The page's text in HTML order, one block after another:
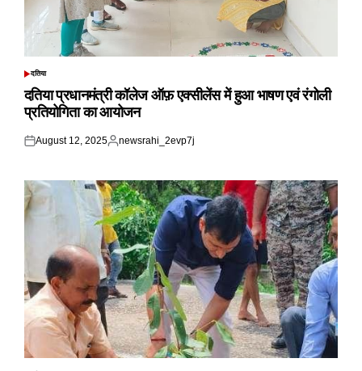
POSTED
दतिया
दतिया प्रधानमंत्री कॉलेज ऑफ़ एक्सीलेंस में हुआ भाषण एवं रंगोली
प्रतियोगिता का आयोजन
Posted
August 12, 2025
Posted
newsrahi_2evp7j